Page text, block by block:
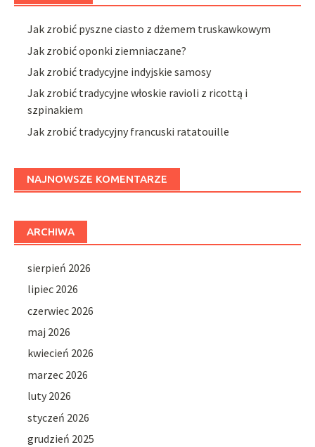
Jak zrobić pyszne ciasto z dżemem truskawkowym
Jak zrobić oponki ziemniaczane?
Jak zrobić tradycyjne indyjskie samosy
Jak zrobić tradycyjne włoskie ravioli z ricottą i
szpinakiem
Jak zrobić tradycyjny francuski ratatouille
NAJNOWSZE KOMENTARZE
ARCHIWA
sierpień 2026
lipiec 2026
czerwiec 2026
maj 2026
kwiecień 2026
marzec 2026
luty 2026
styczeń 2026
grudzień 2025